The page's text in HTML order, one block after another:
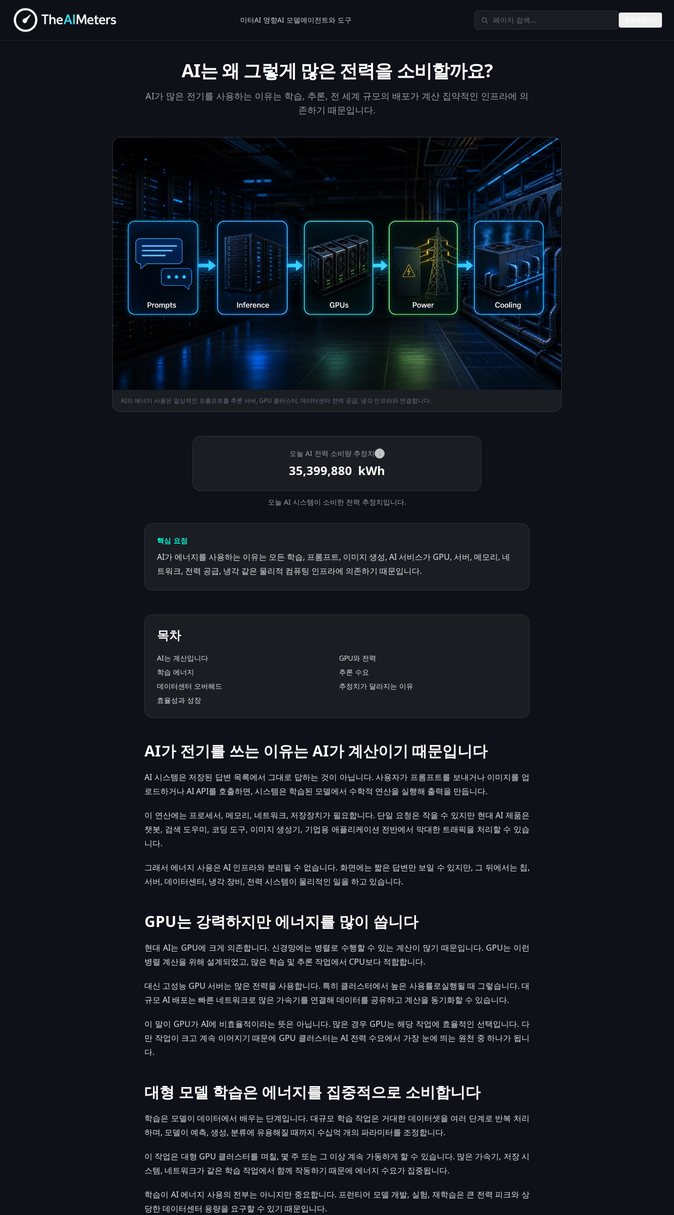
미터AI 영향AI 모델에이전트와 도구 TheAIMeters 검색
AI는 왜 그렇게 많은 전력을 소비할까요?
AI가 많은 전기를 사용하는 이유는 학습, 추론, 전 세계 규모의 배포가 계산 집약적인 인프라에 의
존하기 때문입니다.
AI의 에너지 사용은 일상적인 프롬프트를 추론 서버, GPU 클러스터, 데이터센터 전력 공급, 냉각 인프라와 연결합니다.
오늘 AI 전력 소비량 추정치 i
35,402,237 kWh
오늘 AI 시스템이 소비한 전력 추정치입니다.
핵심 요점
AI가 에너지를 사용하는 이유는 모든 학습, 프롬프트, 이미지 생성, AI 서비스가 GPU, 서버, 메모리, 네
트워크, 전력 공급, 냉각 같은 물리적 컴퓨팅 인프라에 의존하기 때문입니다.
목차
AI는 계산입니다
GPU와 전력
학습 에너지
추론 수요
데이터센터 오버헤드
추정치가 달라지는 이유
효율성과 성장
AI가 전기를 쓰는 이유는 AI가 계산이기 때문입니다
AI 시스템은 저장된 답변 목록에서 그대로 답하는 것이 아닙니다. 사용자가 프롬프트를 보내거나 이미지를 업
로드하거나 AI API를 호출하면, 시스템은 학습된 모델에서 수학적 연산을 실행해 출력을 만듭니다.
이 연산에는 프로세서, 메모리, 네트워크, 저장장치가 필요합니다. 단일 요청은 작을 수 있지만 현대 AI 제품은
챗봇, 검색 도우미, 코딩 도구, 이미지 생성기, 기업용 애플리케이션 전반에서 막대한 트래픽을 처리할 수 있습
니다.
그래서 에너지 사용은 AI 인프라와 분리될 수 없습니다. 화면에는 짧은 답변만 보일 수 있지만, 그 뒤에서는 칩,
서버, 데이터센터, 냉각 장비, 전력 시스템이 물리적인 일을 하고 있습니다.
GPU는 강력하지만 에너지를 많이 씁니다
현대 AI는 GPU에 크게 의존합니다. 신경망에는 병렬로 수행할 수 있는 계산이 많기 때문입니다. GPU는 이런
병렬 계산을 위해 설계되었고, 많은 학습 및 추론 작업에서 CPU보다 적합합니다.
대신 고성능 GPU 서버는 많은 전력을 사용합니다. 특히 클러스터에서 높은 사용률로실행될 때 그렇습니다. 대
규모 AI 배포는 빠른 네트워크로 많은 가속기를 연결해 데이터를 공유하고 계산을 동기화할 수 있습니다.
이 말이 GPU가 AI에 비효율적이라는 뜻은 아닙니다. 많은 경우 GPU는 해당 작업에 효율적인 선택입니다. 다
만 작업이 크고 계속 이어지기 때문에 GPU 클러스터는 AI 전력 수요에서 가장 눈에 띄는 원천 중 하나가 됩니
다.
대형 모델 학습은 에너지를 집중적으로 소비합니다
학습은 모델이 데이터에서 배우는 단계입니다. 대규모 학습 작업은 거대한 데이터셋을 여러 단계로 반복 처리
하며, 모델이 예측, 생성, 분류에 유용해질 때까지 수십억 개의 파라미터를 조정합니다.
이 작업은 대형 GPU 클러스터를 며칠, 몇 주 또는 그 이상 계속 가동하게 할 수 있습니다. 많은 가속기, 저장 시
스템, 네트워크가 같은 학습 작업에서 함께 작동하기 때문에 에너지 수요가 집중됩니다.
학습이 AI 에너지 사용의 전부는 아니지만 중요합니다. 프런티어 모델 개발, 실험, 재학습은 큰 전력 피크와 상
당한 데이터센터 용량을 요구할 수 있기 때문입니다.